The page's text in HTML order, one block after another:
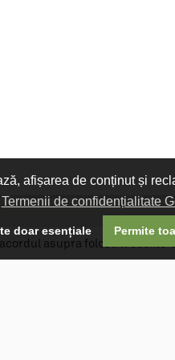
afișarea de conținut și
Termenii de confidențialitate
doar esențiale Permite
asupra folosirii cookie-